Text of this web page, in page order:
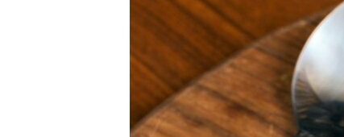
УКРАЇНСЬКА ПРОБЛЕМА КРИМУ